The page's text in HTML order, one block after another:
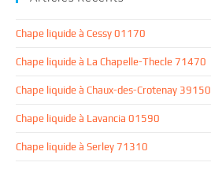
Chape liquide à Cessy 01170
Chape liquide à La Chapelle-Thecle 71470
Chape liquide à Chaux-des-Crotenay 39150
Chape liquide à Lavancia 01590
Chape liquide à Serley 71310